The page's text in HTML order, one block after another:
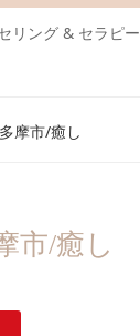
リング & セラピー
摩市/癒し
市/癒し